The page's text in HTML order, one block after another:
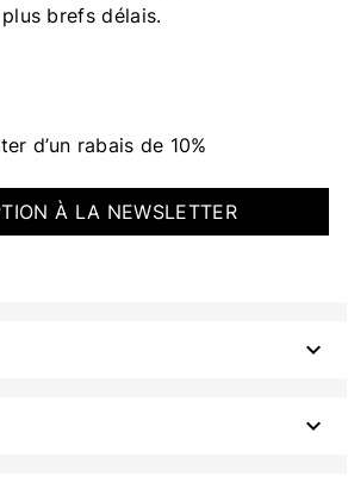
brefs délais.
d’un rabais de 10%
À LA NEWSLETTER